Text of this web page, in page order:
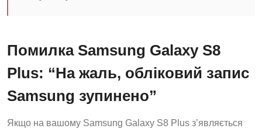
Помилка Samsung Galaxy S8
Plus: “На жаль, обліковий запис
Samsung зупинено”
Якщо на вашому Samsung Galaxy S8 Plus з’являється